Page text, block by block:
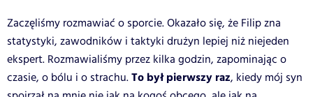
Zaczęliśmy rozmawiać o sporcie. Okazało się, że Filip zna
statystyki, zawodników i taktyki drużyn lepiej niż niejeden
ekspert. Rozmawialiśmy przez kilka godzin, zapominając o
czasie, o bólu i o strachu.To był pierwszy raz, kiedy mój syn